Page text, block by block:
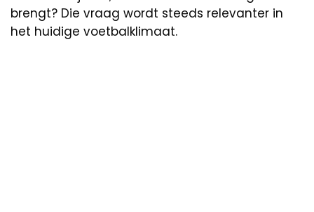
brengt? Die vraag wordt steeds relevanter in
het huidige voetbalklimaat.